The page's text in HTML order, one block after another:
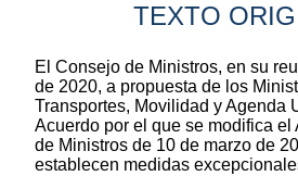
TEXTO
El Consejo de Ministros, en su
de 2020, a propuesta de los
Transportes, Movilidad y Agenda
Acuerdo por el que se modifica
de Ministros de 10 de marzo de
establecen medidas